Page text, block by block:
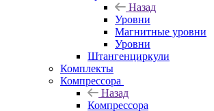
Назад
Уровни
Магнитные уровни
Уровни
Штангенциркули
Комплекты
Компрессора
Назад
Компрессора